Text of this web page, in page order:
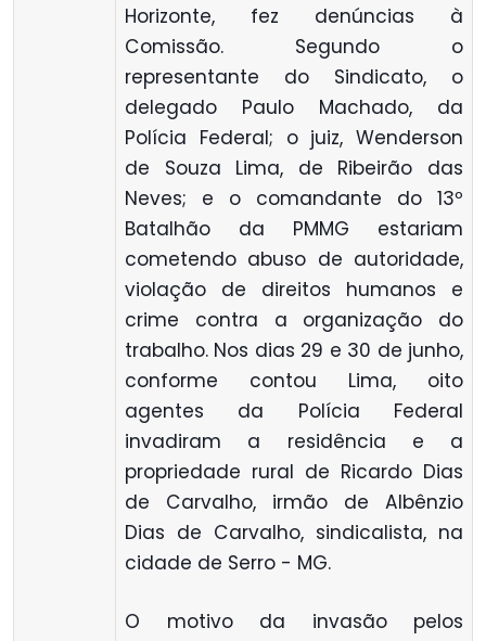
Horizonte, fez denúncias à
Comissão. Segundo o
representante do Sindicato, o
delegado Paulo Machado, da
Polícia Federal; o juiz, Wenderson
de Souza Lima, de Ribeirão das
Neves; e o comandante do 13º
Batalhão da PMMG estariam
cometendo abuso de autoridade,
violação de direitos humanos e
crime contra a organização do
trabalho. Nos dias 29 e 30 de junho,
conforme contou Lima, oito
agentes da Polícia Federal
invadiram a residência e a
propriedade rural de Ricardo Dias
de Carvalho, irmão de Albênzio
Dias de Carvalho, sindicalista, na
cidade de Serro - MG.
O motivo da invasão pelos